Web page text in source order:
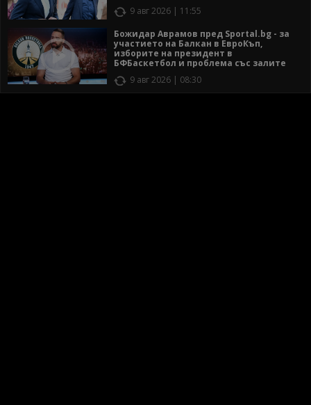
9 авг 2026 | 11:55
Божидар Аврамов пред Sportal.bg - за
участието на Балкан в ЕвроКъп,
изборите на президент в
БФБаскетбол и проблема със залите
9 авг 2026 | 08:30